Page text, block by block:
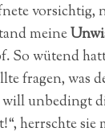
vorsichtig,
meine
So wütend
fragen, was
will unbedingt
herrschte sie